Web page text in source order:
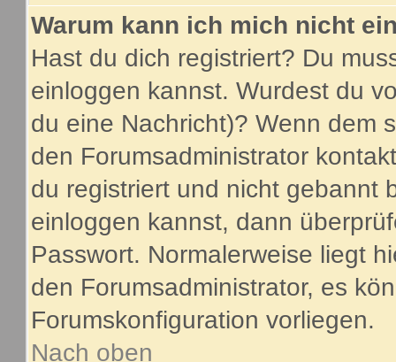
Warum kann ich mich nicht
Hast du dich registriert? Du
einloggen kannst. Wurdest du
du eine Nachricht)? Wenn dem
den Forumsadministrator
du registriert und nicht gebannt
einloggen kannst, dann
Passwort. Normalerweise liegt
den Forumsadministrator, es
Forumskonfiguration vorliegen.
Nach oben